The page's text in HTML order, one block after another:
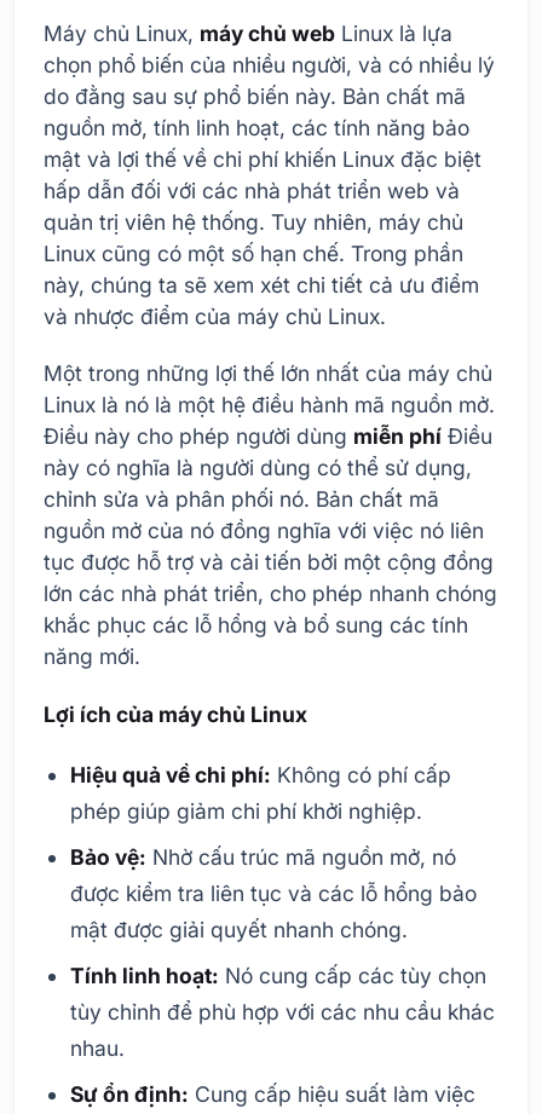
Máy chủ Linux, máy chủ web Linux là lựa
chọn phổ biến của nhiều người, và có nhiều lý
do đằng sau sự phổ biến này. Bản chất mã
nguồn mở, tính linh hoạt, các tính năng bảo
mật và lợi thế về chi phí khiến Linux đặc biệt
hấp dẫn đối với các nhà phát triển web và
quản trị viên hệ thống. Tuy nhiên, máy chủ
Linux cũng có một số hạn chế. Trong phần
này, chúng ta sẽ xem xét chi tiết cả ưu điểm
và nhược điểm của máy chủ Linux.
Một trong những lợi thế lớn nhất của máy chủ
Linux là nó là một hệ điều hành mã nguồn mở.
Điều này cho phép người dùng miễn phí Điều
này có nghĩa là người dùng có thể sử dụng,
chỉnh sửa và phân phối nó. Bản chất mã
nguồn mở của nó đồng nghĩa với việc nó liên
tục được hỗ trợ và cải tiến bởi một cộng đồng
lớn các nhà phát triển, cho phép nhanh chóng
khắc phục các lỗ hổng và bổ sung các tính
năng mới.
Lợi ích của máy chủ Linux
Hiệu quả về chi phí: Không có phí cấp
phép giúp giảm chi phí khởi nghiệp.
Bảo vệ: Nhờ cấu trúc mã nguồn mở, nó
được kiểm tra liên tục và các lỗ hổng bảo
mật được giải quyết nhanh chóng.
Tính linh hoạt: Nó cung cấp các tùy chọn
tùy chỉnh để phù hợp với các nhu cầu khác
nhau.
Sự ổn định: Cung cấp hiệu suất làm việc